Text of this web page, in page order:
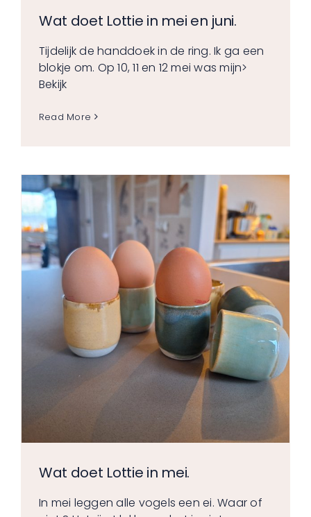
Wat doet Lottie in mei en juni.
Tijdelijk de handdoek in de ring. Ik ga een
blokje om. Op 10, 11 en 12 mei was mijn>
Bekijk
Read More
Wat doet Lottie in mei.
In mei leggen alle vogels een ei. Waar of